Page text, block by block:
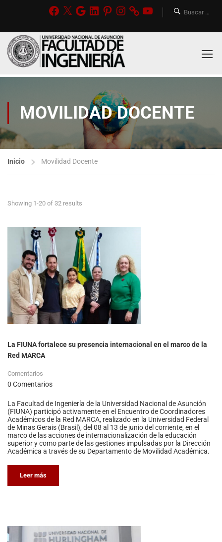
MOVILIDAD DOCENTE
Inicio Movilidad Docente
Showing 1-20 of 32 results
La FIUNA fortalece su presencia internacional en el marco de la
Red MARCA
Comentarios
0 Comentarios
La Facultad de Ingeniería de la Universidad Nacional de Asunción
(FIUNA) participó activamente en el Encuentro de Coordinadores
Académicos de la Red MARCA, realizado en la Universidad Federal
de Minas Gerais (Brasil), del 08 al 13 de junio del corriente, en el
marco de las acciones de internacionalización de la educación
superior y como parte de las gestiones impulsadas por la Dirección
Académica a través de su Departamento de Movilidad Académica.
Leer más